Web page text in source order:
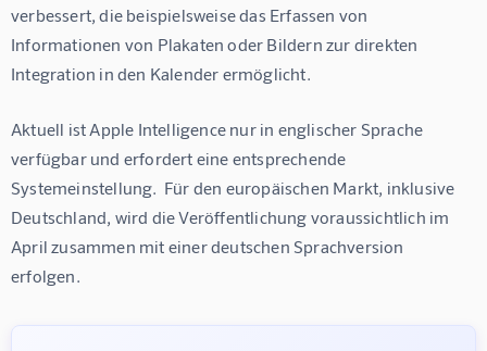
verbessert, die beispielsweise das Erfassen von
Informationen von Plakaten oder Bildern zur direkten
Integration in den Kalender ermöglicht.
Aktuell ist Apple Intelligence nur in englischer Sprache
verfügbar und erfordert eine entsprechende
Systemeinstellung.  Für den europäischen Markt, inklusive
Deutschland, wird die Veröffentlichung voraussichtlich im
April zusammen mit einer deutschen Sprachversion
erfolgen.